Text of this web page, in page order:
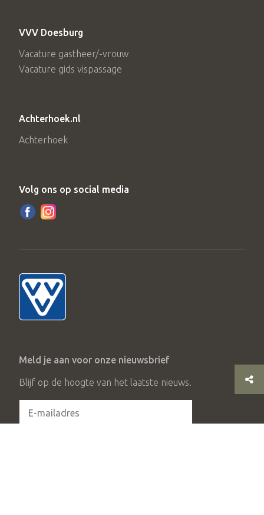
VVV Doesburg
Vacature gastheer/-vrouw
Vacature gids vispassage
Achterhoek.nl
Achterhoek
Volg ons op social media
Meld je aan voor onze nieuwsbrief
Blijf op de hoogte van het laatste nieuws.